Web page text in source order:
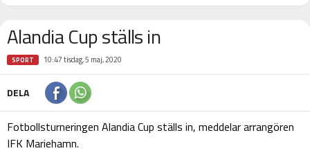
Alandia Cup ställs in
SPORT 10:47 tisdag, 5 maj, 2020
DELA
Fotbollsturneringen Alandia Cup ställs in, meddelar arrangören
IFK Mariehamn.